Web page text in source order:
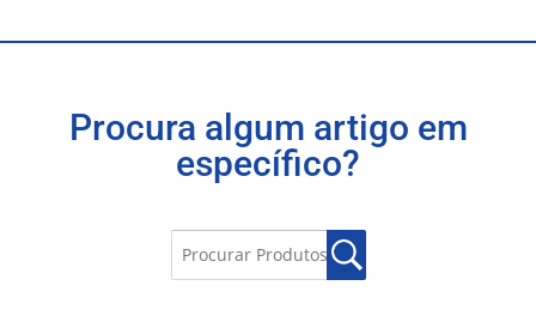
Procura algum artigo em
específico?